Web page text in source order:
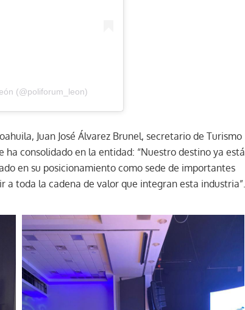
(@poliforum_leon)
Juan José Álvarez Brunel, secretario de Turismo
ha consolidado en la entidad: “Nuestro destino ya está
en su posicionamiento como sede de importantes
a toda la cadena de valor que integran esta industria”.